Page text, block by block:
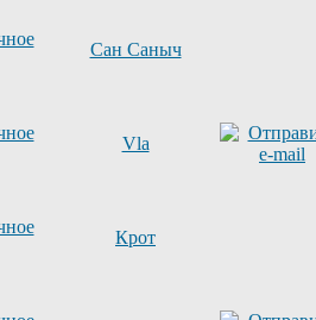
Сан Саныч
Vla
Крот